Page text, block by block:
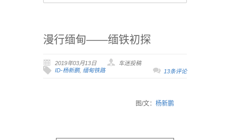
漫行缅甸——缅铁初探
2019年03月13日
车迷投稿
ID-杨新鹏, 缅甸铁路 13条评论
图/文： 杨新鹏